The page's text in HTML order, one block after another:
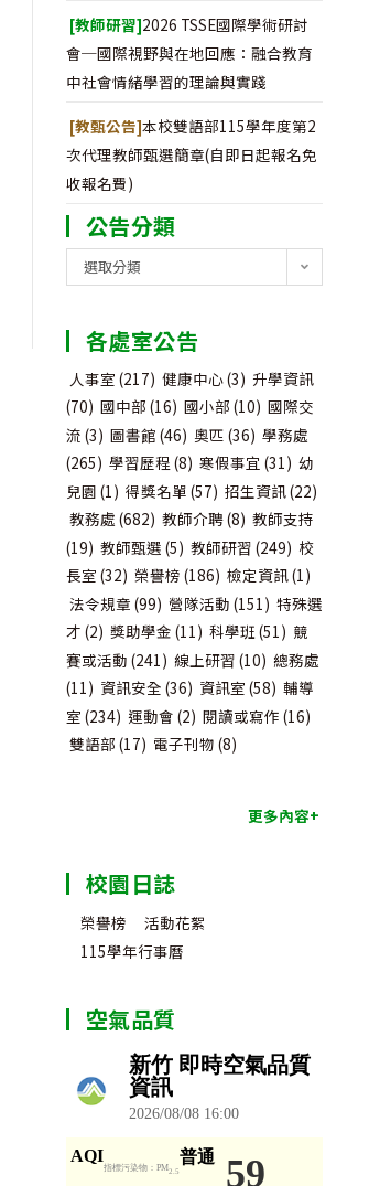
[教師研習]2026 TSSE國際學術研討
會─國際視野與在地回應：融合教育
中社會情緒學習的理論與實踐
[教甄公告]本校雙語部115學年度第2
次代理教師甄選簡章(自即日起報名免
收報名費)
公告分類
告
類
選取分類
各處室公告
人事室 (217) 健康中心(3) 升學資訊
(70) 國中部 (16) 國小部 (10) 國際交
流 (3) 圖書館 (46) 奧匹 (36) 學務處
(265) 學習歷程 (8) 寒假事宜 (31) 幼
兒園 (1) 得獎名單 (57) 招生資訊(22)
教務處 (682) 教師介聘(8) 教師支持
(19) 教師甄選 (5) 教師研習 (249) 校
長室 (32) 榮譽榜 (186) 檢定資訊(1)
法令規章 (99) 營隊活動 (151) 特殊選
才 (2) 獎助學金 (11) 科學班(51) 競
賽或活動 (241) 線上研習 (10) 總務處
(11) 資訊安全 (36) 資訊室 (58) 輔導
室 (234) 運動會 (2) 閱讀或寫作 (16)
雙語部 (17) 電子刊物 (8)
更多內容+
校園日誌
榮譽榜
活動花絮
115學年行事曆
空氣品質